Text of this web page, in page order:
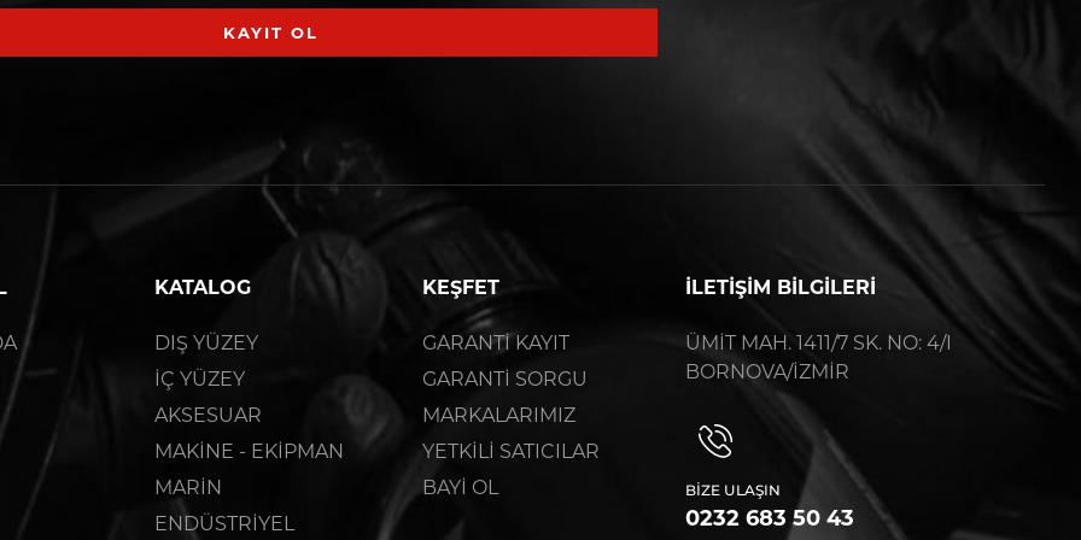
KAYIT OL
KATALOG
DIŞ YÜZEY
İÇ YÜZEY
AKSESUAR
MAKİNE - EKİPMAN
MARİN
ENDÜSTRİYEL
KEŞFET
GARANTİ KAYIT
GARANTİ SORGU
MARKALARIMIZ
YETKİLİ SATICILAR
BAYİ OL
İLETİŞİM BİLGİLERİ
ÜMİT MAH. 1411/7 SK. NO: 4/I
BORNOVA/İZMİR
BIZE ULAŞIN
0232 683 50 43